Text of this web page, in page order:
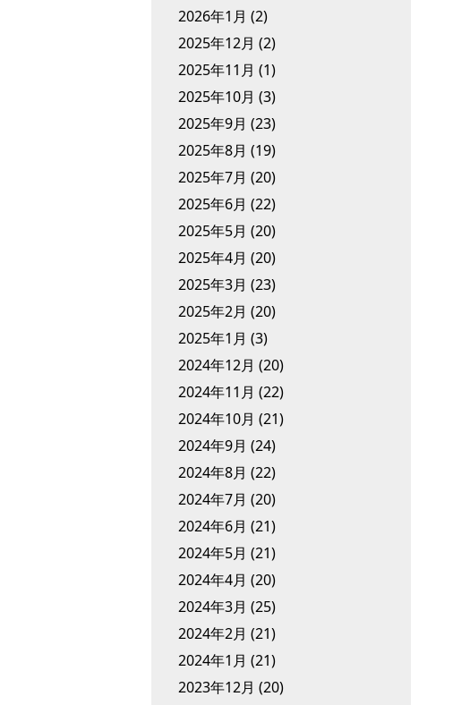
2026年1月 (2)
2025年12月 (2)
2025年11月 (1)
2025年10月 (3)
2025年9月 (23)
2025年8月 (19)
2025年7月 (20)
2025年6月 (22)
2025年5月 (20)
2025年4月 (20)
2025年3月 (23)
2025年2月 (20)
2025年1月 (3)
2024年12月 (20)
2024年11月 (22)
2024年10月 (21)
2024年9月 (24)
2024年8月 (22)
2024年7月 (20)
2024年6月 (21)
2024年5月 (21)
2024年4月 (20)
2024年3月 (25)
2024年2月 (21)
2024年1月 (21)
2023年12月 (20)